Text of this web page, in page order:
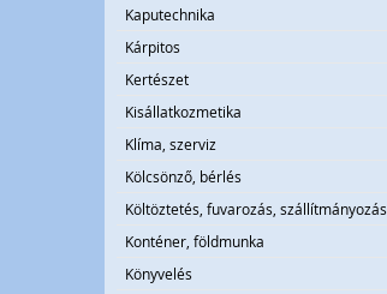
Kaputechnika
Kárpitos
Kertészet
Kisállatkozmetika
Klíma, szerviz
Kölcsönző, bérlés
Költöztetés, fuvarozás, szállítmányozás
Konténer, földmunka
Könyvelés